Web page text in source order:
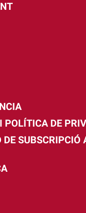
POLÍTICA DE
DE SUBSCRIPCIÓ